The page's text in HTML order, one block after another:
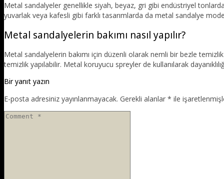
Metal sandalyeler genellikle siyah, beyaz, gri gibi endüstriyel
yuvarlak veya kafesli gibi farklı tasarımlarda da metal sandalye
Metal sandalyelerin bakımı nasıl yapılır?
Metal sandalyelerin bakımı için düzenli olarak nemli bir bezle
temizlik yapılabilir. Metal koruyucu spreyler de kullanılarak
Bir yanıt yazın
E-posta adresiniz yayınlanmayacak. Gerekli alanlar * ile